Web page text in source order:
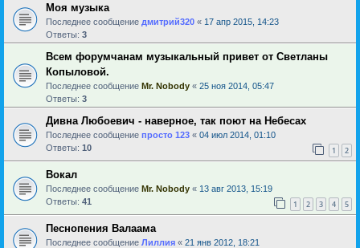
Моя музыка
Последнее сообщение дмитрий320 « 17 апр 2015, 14:23
Ответы: 3
Всем форумчанам музыкальный привет от Светланы
Копыловой.
Последнее сообщение Mr. Nobody « 25 ноя 2014, 05:47
Ответы: 3
Дивна Любоевич - наверное, так поют на Небесах
Последнее сообщение просто 123 « 04 июл 2014, 01:10
Ответы: 10 1 2
Вокал
Последнее сообщение Mr. Nobody « 13 авг 2013, 15:19
Ответы: 41 1 2 3 4 5
Песнопения Валаама
Последнее сообщение Лиллия « 21 янв 2012, 18:21